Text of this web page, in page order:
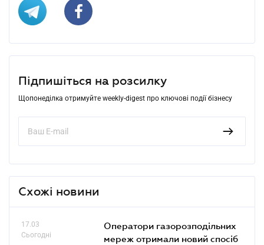
Підпишіться на розсилку
Щопонеділка отримуйте weekly-digest про ключові події бізнесу
Схожі новини
17.03
Сьогодні
Оператори газорозподільних
мереж отримали новий спосіб